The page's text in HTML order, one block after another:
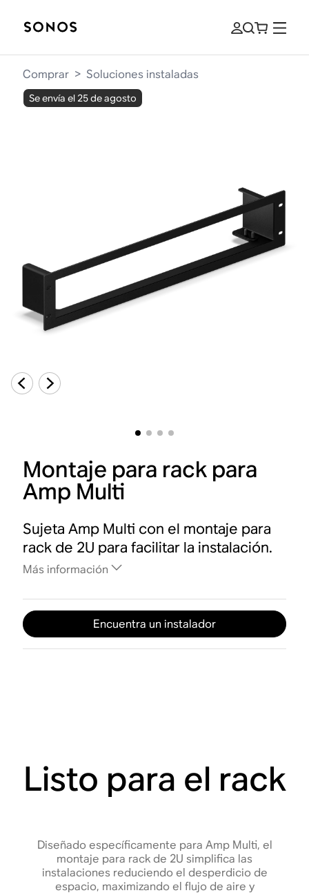
Comprar > Soluciones instaladas
Se envía el 25 de agosto
Montaje para rack para
Amp Multi
Sujeta Amp Multi con el montaje para
rack de 2U para facilitar la instalación.
Más información
Encuentra un instalador
Listo para el rack
Diseñado específicamente para Amp Multi, el
montaje para rack de 2U simplifica las
instalaciones reduciendo el desperdicio de
espacio, maximizando el flujo de aire y